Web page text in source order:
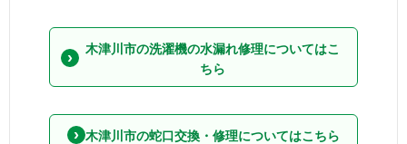
木津川市の洗濯機の水漏れ修理についてはこ
ちら
木津川市の蛇口交換・修理についてはこちら